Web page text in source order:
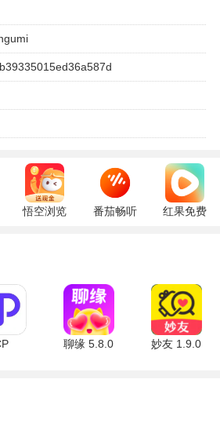
悟空浏览
番茄畅听
红果免费
聊缘 5.8.0
妙友 1.9.0